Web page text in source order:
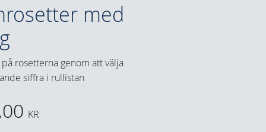
med
rosetterna genom att välja
siffra i rullistan
KR